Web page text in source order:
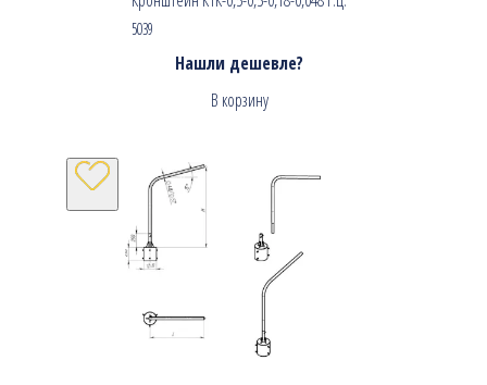
5039
Нашли дешевле?
В корзину